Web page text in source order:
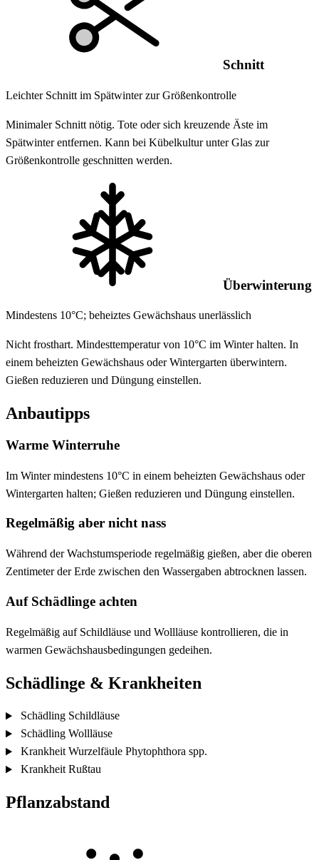
Schnitt
Leichter Schnitt im Spätwinter zur Größenkontrolle
Minimaler Schnitt nötig. Tote oder sich kreuzende Äste im
Spätwinter entfernen. Kann bei Kübelkultur unter Glas zur
Größenkontrolle geschnitten werden.
Überwinterung
Mindestens 10°C; beheiztes Gewächshaus unerlässlich
Nicht frosthart. Mindesttemperatur von 10°C im Winter halten. In
einem beheizten Gewächshaus oder Wintergarten überwintern.
Gießen reduzieren und Düngung einstellen.
Anbautipps
Warme Winterruhe
Im Winter mindestens 10°C in einem beheizten Gewächshaus oder
Wintergarten halten; Gießen reduzieren und Düngung einstellen.
Regelmäßig aber nicht nass
Während der Wachstumsperiode regelmäßig gießen, aber die oberen
Zentimeter der Erde zwischen den Wassergaben abtrocknen lassen.
Auf Schädlinge achten
Regelmäßig auf Schildläuse und Wollläuse kontrollieren, die in
warmen Gewächshausbedingungen gedeihen.
Schädlinge & Krankheiten
Schädling Schildläuse
Schädling Wollläuse
KrankheitWurzelfäule Phytophthora spp.
KrankheitRußtau
Pflanzabstand